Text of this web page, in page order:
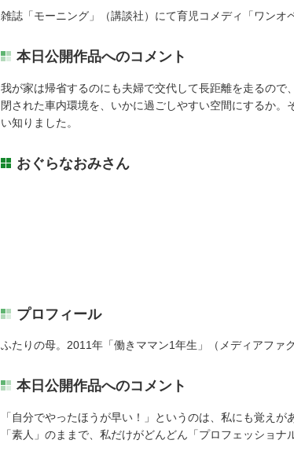
雑誌「モーニング」（講談社）にて育児コメディ「ワンオ
本日公開作品へのコメント
我が家は帰省するのにも夫婦で交代して長距離を走るの
閉された車内環境を、いかに過ごしやすい空間にするか
い知りました。
おぐらなおみさん
プロフィール
ふたりの母。2011年「働きママン1年生」（メディアファ
本日公開作品へのコメント
「自分でやったほうが早い！」というのは、私にも覚え
「素人」のままで、私だけがどんどん「プロフェッショ